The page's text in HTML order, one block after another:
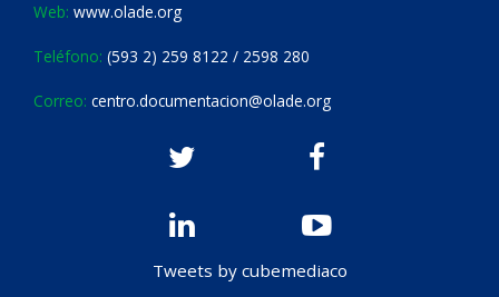
Web: www.olade.org
Teléfono: (593 2) 259 8122 / 2598 280
Correo: centro.documentacion@olade.org
Tweets by cubemediaco